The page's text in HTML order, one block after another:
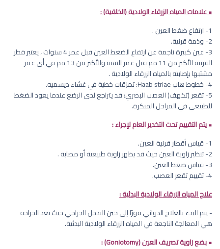
• علامات المياه الزرقاء الولادية (الخلقية) :
1- ارتفاع ضغط العين .
2- وذمة قرنية.
3- عين كبيرة ناجمة عن ارتفاع الضغط العين قبل عمر 4 سنوات ، يعتبر قطر
القرنية الأكبر من 11 مم قبل عمر السنة والأكبر من 13 مم في أي عمر
مشتبها بإصابته بالمياه الزرقاء الولادية .
4- خطوط هاب Haab striae: تمزقات خطية في غشاء ديسميه.
5- تقعر (تكهف) العصب البصري: قد يتراجع لدى الرضع عندما يعود الضغط
للطبيعي في المراحل المبكرة.
• يتم التقييم تحت التخدير العام لإجراء :
1- قياس أقطار قرنية العين.
2- تنظير زاوية العين حيث قد يظهر زاوية طبيعية أو مصابة .
3- قياس ضغط العين.
4- تقييم تقعر العصب.
علاج المياه الزرقاء الولادية البدئية :
- يتم البدء بالعلاج الدوائي فورًا إلى حين التدخل الجراحي حيث تعد الجراحة
هي المعالجة الناجعة في المياه الزرقاء الولادية البدئية.
• بضع زاوية تصريف العين (Goniotomy) :